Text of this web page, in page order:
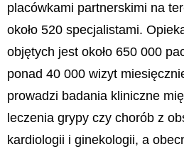
placówkami partnerskimi na
około 520 specjalistami.
objętych jest około 650 000
ponad 40 000 wizyt
prowadzi badania kliniczne
leczenia grypy czy chorób z
kardiologii i ginekologii, a